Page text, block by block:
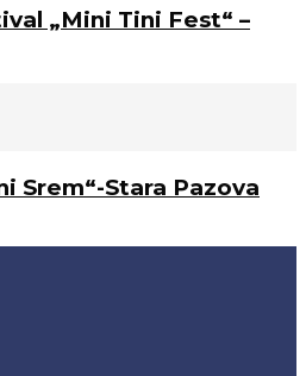
„Mini Tini Fest“ –
Srem“-Stara Pazova